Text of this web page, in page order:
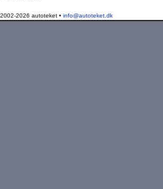
2026 autoteket • info@autoteket.dk